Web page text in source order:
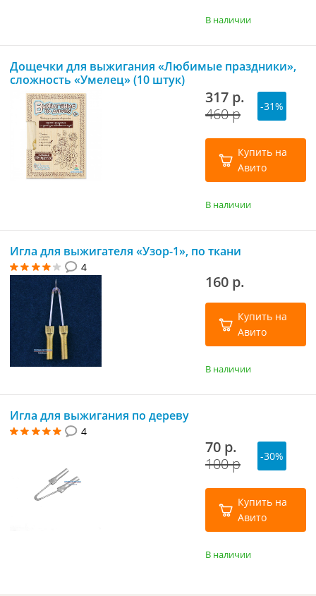
В наличии
Дощечки для выжигания «Любимые праздники»,
сложность «Умелец» (10 штук)
317 р.
460 р
-31%
Купить на
Авито
В наличии
Игла для выжигателя «Узор-1», по ткани
4
160 р.
Купить на
Авито
В наличии
Игла для выжигания по дереву
4
70 р.
100 р
-30%
Купить на
Авито
В наличии